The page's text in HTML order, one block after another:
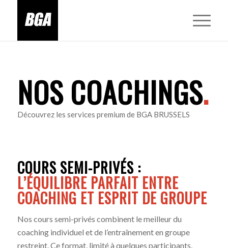
NOS COACHINGS.
Découvrez les services premium de BGA BRUSSELS
COURS SEMI-PRIVÉS :
L’ÉQUILIBRE PARFAIT ENTRE
COACHING ET ESPRIT DE GROUPE
Nos cours semi-privés combinent le meilleur du
coaching individuel et de l’entraînement en groupe
restreint. Ce format, limité à quelques participants,